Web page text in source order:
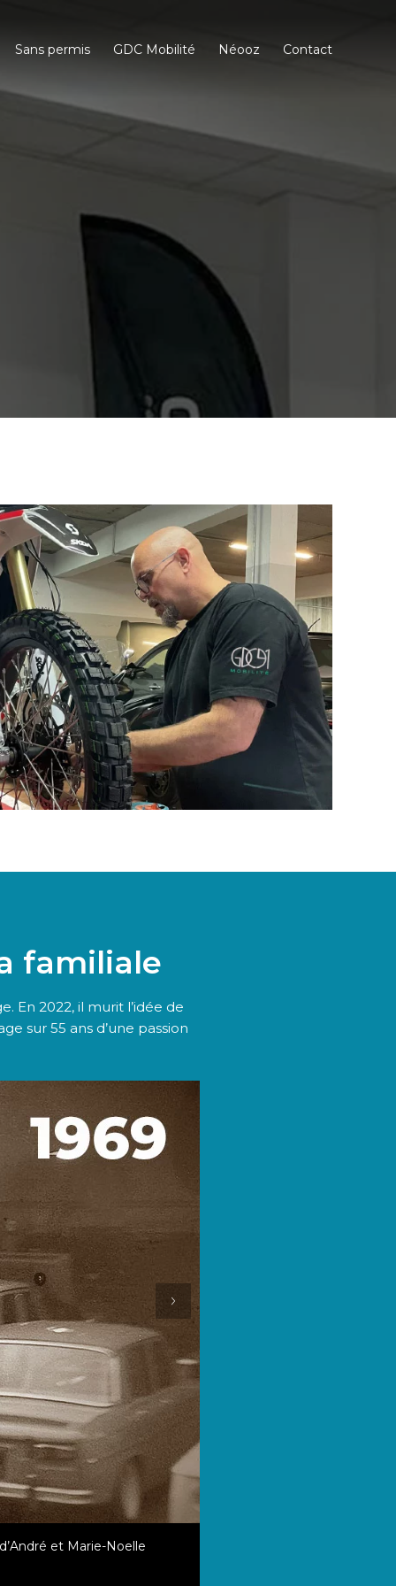
Sans permis GDC Mobilité Néooz Contact
familiale
En 2022, il murit l’idée de
sur 55 ans d’une passion
et Marie-Noelle